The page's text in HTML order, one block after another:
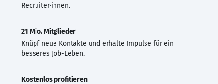
Recruiter·innen.
21 Mio. Mitglieder
Knüpf neue Kontakte und erhalte Impulse für ein
besseres Job-Leben.
Kostenlos profitieren